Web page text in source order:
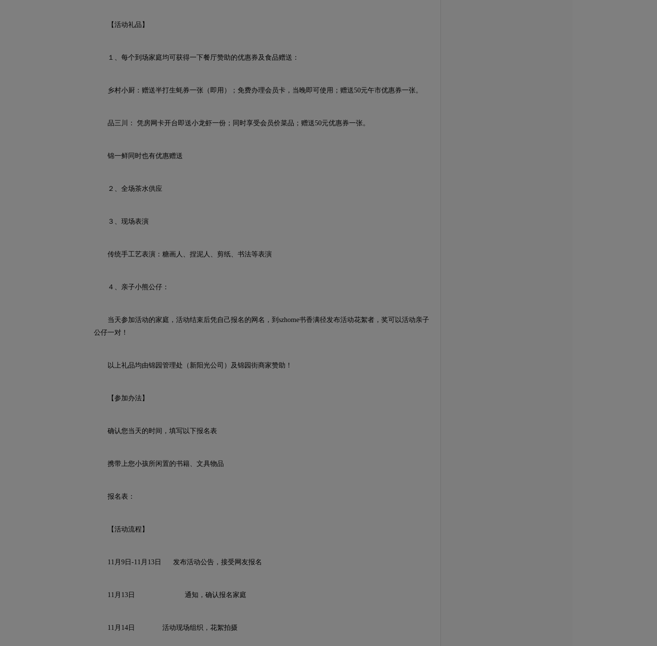
【活动礼品】
１、每个到场家庭均可获得一下餐厅赞助的优惠券及食品赠送：
乡村小厨：赠送半打生蚝券一张（即用）；免费办理会员卡，当晚即可使用；赠送50元午市优惠券一张。
品三川： 凭房网卡开台即送小龙虾一份；同时享受会员价菜品；赠送50元优惠券一张。
锦一鲜同时也有优惠赠送
２、全场茶水供应
３、现场表演
传统手工艺表演：糖画人、捏泥人、剪纸、书法等表演
４、亲子小熊公仔：
当天参加活动的家庭，活动结束后凭自己报名的网名，到szhome书香满径发布活动花絮者，奖可以活动亲子
公仔一对！
以上礼品均由锦园管理处（新阳光公司）及锦园街商家赞助！
【参加办法】
确认您当天的时间，填写以下报名表
携带上您小孩所闲置的书籍、文具物品
报名表：
【活动流程】
11月9日-11月13日 发布活动公告，接受网友报名
11月13日 通知，确认报名家庭
11月14日 活动现场组织，花絮拍摄